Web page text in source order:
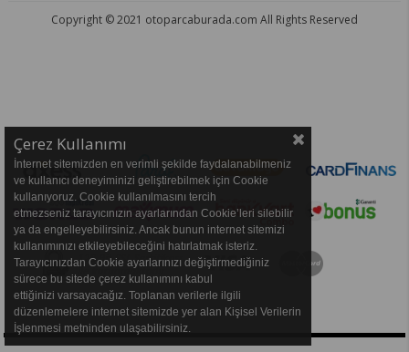
Copyright © 2021 otoparcaburada.com All Rights Reserved
Çerez Kullanımı
İnternet sitemizden en verimli şekilde faydalanabilmeniz
ve kullanıcı deneyiminizi geliştirebilmek için Cookie
kullanıyoruz. Cookie kullanılmasını tercih
etmezseniz tarayıcınızın ayarlarından Cookie’leri silebilir
ya da engelleyebilirsiniz. Ancak bunun internet sitemizi
kullanımınızı etkileyebileceğini hatırlatmak isteriz.
Tarayıcınızdan Cookie ayarlarınızı değiştirmediğiniz
sürece bu sitede çerez kullanımını kabul
ettiğinizi varsayacağız. Toplanan verilerle ilgili
düzenlemelere internet sitemizde yer alan Kişisel Verilerin
İşlenmesi metninden ulaşabilirsiniz.